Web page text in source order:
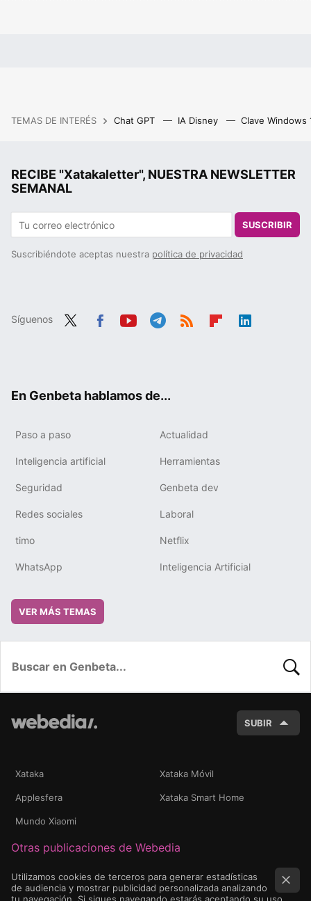
TEMAS DE INTERÉS Chat GPT IA Disney Clave Windows
RECIBE "Xatakaletter", NUESTRA NEWSLETTER
SEMANAL
SUSCRIBIR
Suscribiéndote aceptas nuestra política de privacidad
Síguenos
En Genbeta hablamos de...
Paso a paso Actualidad
Inteligencia artificial Herramientas
Seguridad Genbeta dev
Redes sociales Laboral
timo Netflix
WhatsApp Inteligencia Artificial
VER MÁS TEMAS
SUBIR
Xataka Xataka Móvil
Applesfera Xataka Smart Home
Mundo Xiaomi
Otras publicaciones de Webedia
Utilizamos cookies de terceros para generar estadísticas
de audiencia y mostrar publicidad personalizada analizando